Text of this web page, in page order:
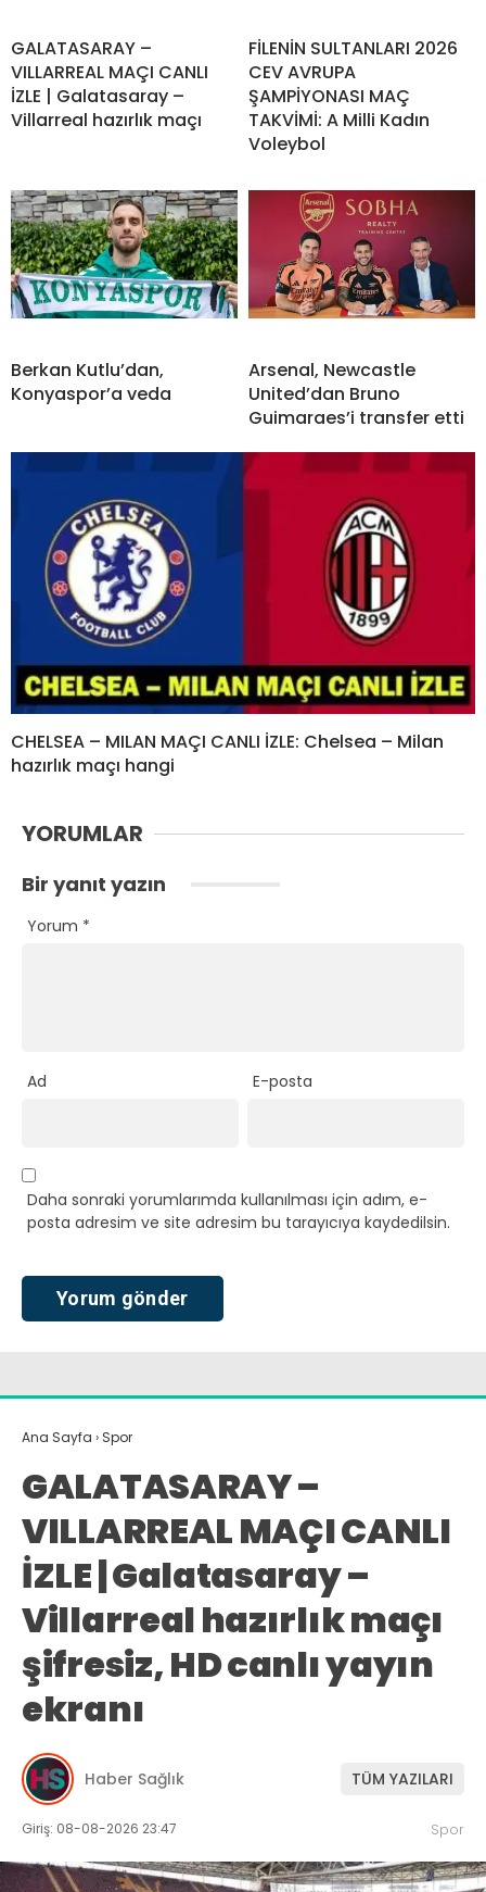
GALATASARAY –
VILLARREAL MAÇI CANLI
İZLE | Galatasaray –
Villarreal hazırlık maçı
FİLENİN SULTANLARI 2026
CEV AVRUPA
ŞAMPİYONASI MAÇ
TAKVİMİ: A Milli Kadın
Voleybol
Berkan Kutlu’dan,
Konyaspor’a veda
Arsenal, Newcastle
United’dan Bruno
Guimaraes’i transfer etti
CHELSEA – MILAN MAÇI CANLI İZLE: Chelsea – Milan
hazırlık maçı hangi
YORUMLAR
Bir yanıt yazın
Yorum *
Ad E-posta
Daha sonraki yorumlarımda kullanılması için adım, e-
posta adresim ve site adresim bu tarayıcıya kaydedilsin.
Ana Sayfa › Spor
GALATASARAY –
VILLARREAL MAÇI CANLI
İZLE | Galatasaray –
Villarreal hazırlık maçı
şifresiz, HD canlı yayın
ekranı
Haber Sağlık TÜM YAZILARI
Giriş: 08-08-2026 23:47 Spor